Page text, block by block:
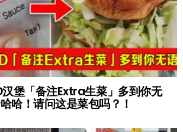
堡「备注Extra生菜」多到你无
哈！请问这是菜包吗？！